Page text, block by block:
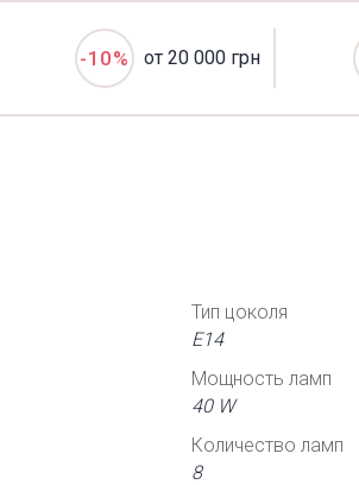
-10% от 20 000 грн
Тип цоколя
Е14
Мощность ламп
40 W
Количество ламп
8